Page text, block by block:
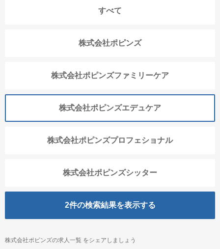
すべて
株式会社ポピンズ
株式会社ポピンズファミリーケア
株式会社ポピンズエデュケア
株式会社ポピンズプロフェショナル
株式会社ポピンズシッター
2件の検索結果を表示する
株式会社ポピンズの求人一覧 をシェアしましょう